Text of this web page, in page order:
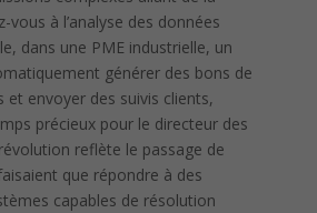
vous à l’analyse des données
dans une PME industrielle, un
générer des bons de
et envoyer des suivis clients,
précieux pour le directeur des
reflète le passage de
que répondre à des
capables de résolution